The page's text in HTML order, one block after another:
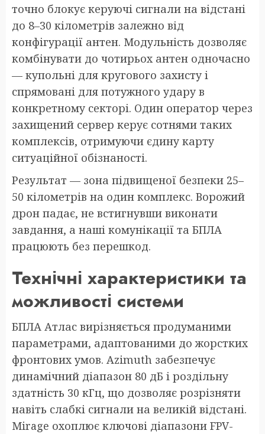
точно блокує керуючі сигнали на відстані
до 8–30 кілометрів залежно від
конфігурації антен. Модульність дозволяє
комбінувати до чотирьох антен одночасно
— купольні для кругового захисту і
спрямовані для потужного удару в
конкретному секторі. Один оператор через
захищений сервер керує сотнями таких
комплексів, отримуючи єдину карту
ситуаційної обізнаності.
Результат — зона підвищеної безпеки 25–
50 кілометрів на один комплекс. Ворожий
дрон падає, не встигнувши виконати
завдання, а наші комунікації та БПЛА
працюють без перешкод.
Технічні характеристики та
можливості системи
БПЛА Атлас вирізняється продуманими
параметрами, адаптованими до жорстких
фронтових умов. Azimuth забезпечує
динамічний діапазон 80 дБ і роздільну
здатність 30 кГц, що дозволяє розрізняти
навіть слабкі сигнали на великій відстані.
Mirage охоплює ключові діапазони FPV-